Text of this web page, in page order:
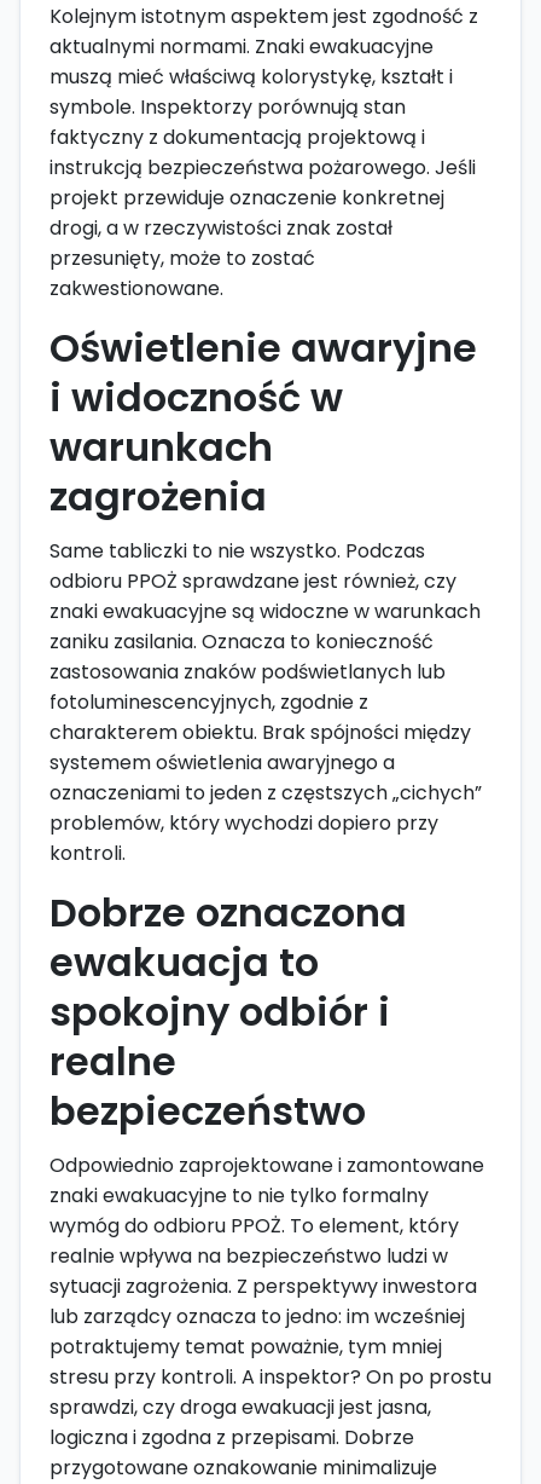
Kolejnym istotnym aspektem jest zgodność z
aktualnymi normami. Znaki ewakuacyjne
muszą mieć właściwą kolorystykę, kształt i
symbole. Inspektorzy porównują stan
faktyczny z dokumentacją projektową i
instrukcją bezpieczeństwa pożarowego. Jeśli
projekt przewiduje oznaczenie konkretnej
drogi, a w rzeczywistości znak został
przesunięty, może to zostać
zakwestionowane.
Oświetlenie awaryjne
i widoczność w
warunkach
zagrożenia
Same tabliczki to nie wszystko. Podczas
odbioru PPOŻ sprawdzane jest również, czy
znaki ewakuacyjne są widoczne w warunkach
zaniku zasilania. Oznacza to konieczność
zastosowania znaków podświetlanych lub
fotoluminescencyjnych, zgodnie z
charakterem obiektu. Brak spójności między
systemem oświetlenia awaryjnego a
oznaczeniami to jeden z częstszych „cichych”
problemów, który wychodzi dopiero przy
kontroli.
Dobrze oznaczona
ewakuacja to
spokojny odbiór i
realne
bezpieczeństwo
Odpowiednio zaprojektowane i zamontowane
znaki ewakuacyjne to nie tylko formalny
wymóg do odbioru PPOŻ. To element, który
realnie wpływa na bezpieczeństwo ludzi w
sytuacji zagrożenia. Z perspektywy inwestora
lub zarządcy oznacza to jedno: im wcześniej
potraktujemy temat poważnie, tym mniej
stresu przy kontroli. A inspektor? On po prostu
sprawdzi, czy droga ewakuacji jest jasna,
logiczna i zgodna z przepisami. Dobrze
przygotowane oznakowanie minimalizuje